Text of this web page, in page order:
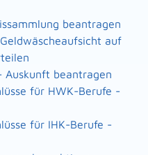
beantragen
auf
Auskunft beantragen
für HWK-Berufe -
für IHK-Berufe -